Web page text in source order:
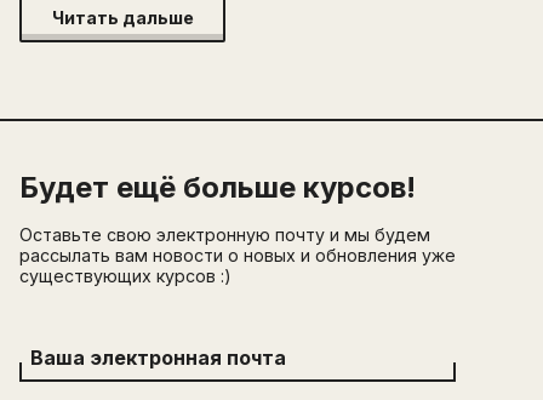
Читать дальше
Будет ещё больше курсов!
Оставьте свою электронную почту и мы будем
рассылать вам новости о новых и обновления уже
существующих курсов :)
Ваша электронная почта